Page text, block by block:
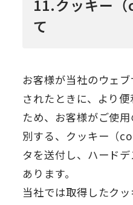
11.クッキー
て
お客様が当社のウェ
されたときに、より
ため、お客様がご使
別する、クッキー（
タを送付し、ハード
あります。
当社では取得したク